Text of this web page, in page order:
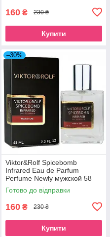
160 ₴ 230 ₴
Купити
–30%
Viktor&Rolf Spicebomb
Infrared Eau de Parfum
Perfume Newly мужской 58
мл
Готово до відправки
160 ₴ 230 ₴
Купити